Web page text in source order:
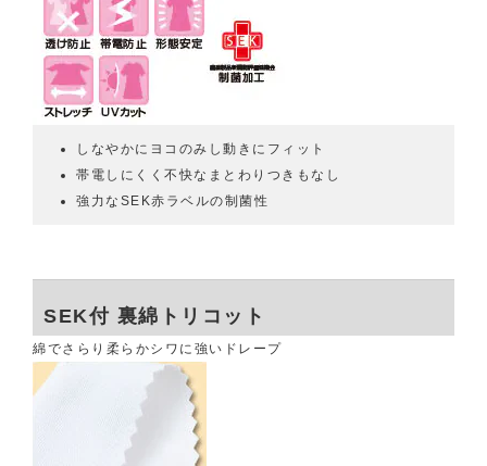
しなやかにヨコのみし動きにフィット
帯電しにくく不快なまとわりつきもなし
強力なSEK赤ラベルの制菌性
SEK付 裏綿トリコット
綿でさらり柔らかシワに強いドレープ